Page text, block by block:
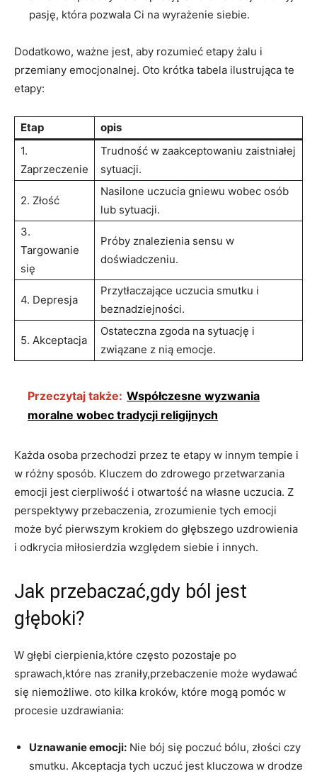
pasję,‌ która pozwala Ci na wyrażenie siebie.
Dodatkowo, ważne⁤ jest, aby rozumieć etapy ⁣żalu i
przemiany emocjonalnej. Oto krótka tabela ⁤ilustrująca te‌
etapy:
Etap
opis
1.
Zaprzeczenie
Trudność w zaakceptowaniu ⁢zaistniałej
sytuacji.
2. Złość
Nasilone uczucia gniewu wobec osób
lub sytuacji.
3.
Targowanie
się
Próby znalezienia sensu w
doświadczeniu.
4. Depresja
Przytłaczające⁤ uczucia smutku ​i
beznadziejności.
5. Akceptacja
Ostateczna zgoda⁤ na sytuację i
związane z nią emocje.
Przeczytaj także: Współczesne wyzwania
moralne wobec tradycji religijnych
Każda osoba przechodzi przez te etapy w innym tempie i
w różny sposób. Kluczem do ‍zdrowego przetwarzania
‌emocji jest cierpliwość i otwartość⁤ na własne uczucia. Z
perspektywy⁣ przebaczenia, zrozumienie tych emocji
może być pierwszym krokiem do ⁤głębszego uzdrowienia
i odkrycia miłosierdzia względem‌ siebie i‍ innych.
Jak przebaczać,gdy ból jest
głęboki?
W głębi cierpienia,które często pozostaje po
sprawach,które nas zraniły,przebaczenie może wydawać
się niemożliwe.⁤ oto kilka kroków, które ‌mogą pomóc w
procesie ​uzdrawiania:
Uznawanie emocji: Nie bój się poczuć ‌bólu, złości czy
smutku. Akceptacja tych uczuć jest kluczowa w drodze